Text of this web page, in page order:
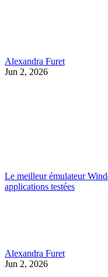
Alexandra Furet
Jun 2, 2026
Le meilleur émulateur
applications testées
Alexandra Furet
Jun 2, 2026